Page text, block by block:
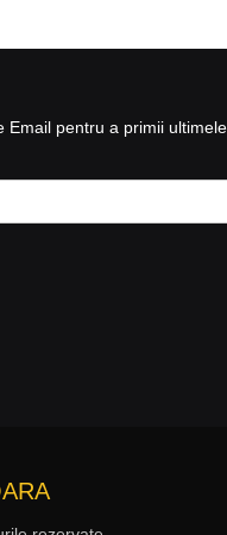
Email pentru a primii